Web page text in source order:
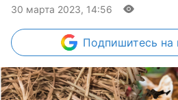
30 марта 2023, 14:56
Подпишитесь на